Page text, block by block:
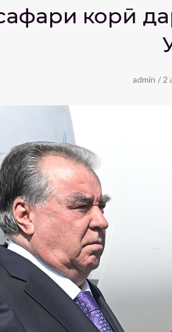
сафари корӣ
admin / 2